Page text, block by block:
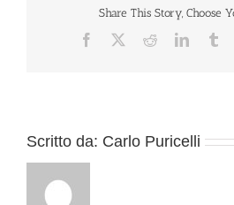
Share This Story, Choose
Facebook RedditLinkedIn
Scritto da: Carlo Puricelli